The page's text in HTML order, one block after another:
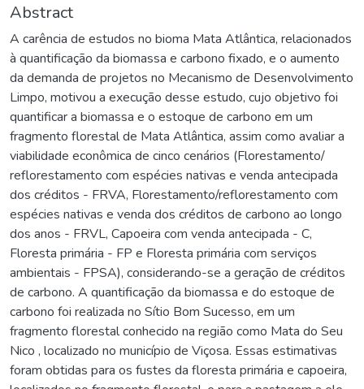
Abstract
A carência de estudos no bioma Mata Atlântica, relacionados
à quantificação da biomassa e carbono fixado, e o aumento
da demanda de projetos no Mecanismo de Desenvolvimento
Limpo, motivou a execução desse estudo, cujo objetivo foi
quantificar a biomassa e o estoque de carbono em um
fragmento florestal de Mata Atlântica, assim como avaliar a
viabilidade econômica de cinco cenários (Florestamento/
reflorestamento com espécies nativas e venda antecipada
dos créditos - FRVA, Florestamento/reflorestamento com
espécies nativas e venda dos créditos de carbono ao longo
dos anos - FRVL, Capoeira com venda antecipada - C,
Floresta primária - FP e Floresta primária com serviços
ambientais - FPSA), considerando-se a geração de créditos
de carbono. A quantificação da biomassa e do estoque de
carbono foi realizada no Sítio Bom Sucesso, em um
fragmento florestal conhecido na região como Mata do Seu
Nico , localizado no município de Viçosa. Essas estimativas
foram obtidas para os fustes da floresta primária e capoeira,